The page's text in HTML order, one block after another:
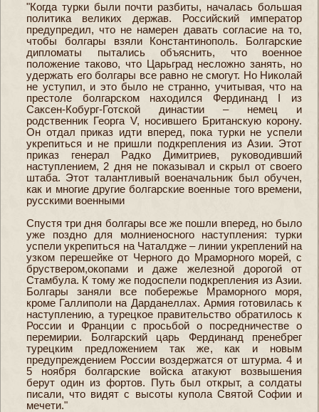
"Когда турки были почти разбиты, началась большая
политика великих держав. Российский император
предупредил, что не намерен давать согласие на то,
чтобы болгары взяли Константинополь. Болгарские
дипломаты пытались объяснить, что военное
положение таково, что Царьград несложно занять, но
удержать его болгары все равно не смогут. Но Николай
не уступил, и это было не странно, учитывая, что на
престоле болгарском находился Фердинанд I из
Саксен-Кобург-Готской династии – немец и
родственник Георга V, носившего Британскую корону.
Он отдал приказ идти вперед, пока турки не успели
укрепиться и не пришли подкрепления из Азии. Этот
приказ генерал Радко Димитриев, руководивший
наступлением, 2 дня не показывал и скрыл от своего
штаба. Этот талантливый военачальник был обучен,
как и многие другие болгарские военные того времени,
русскими военными
Спустя три дня болгары все же пошли вперед, но было
уже поздно для молниеносного наступления: турки
успели укрепиться на Чаталдже – линии укреплений на
узком перешейке от Черного до Мраморного морей, с
бруствером,окопами и даже железной дорогой от
Стамбула. К тому же подоспели подкрепления из Азии.
Болгары заняли все побережье Мраморного моря,
кроме Галлиполи на Дарданеллах. Армия готовилась к
наступлению, а турецкое правительство обратилось к
России и Франции с просьбой о посредничестве о
перемирии. Болгарский царь Фердинанд пренебрег
турецким предложением так же, как и новым
предупреждением России воздержатся от штурма. 4 и
5 ноября болгарские войска атакуют возвышения
берут один из фортов. Путь был открыт, а солдаты
писали, что видят с высоты купола Святой Софии и
мечети."